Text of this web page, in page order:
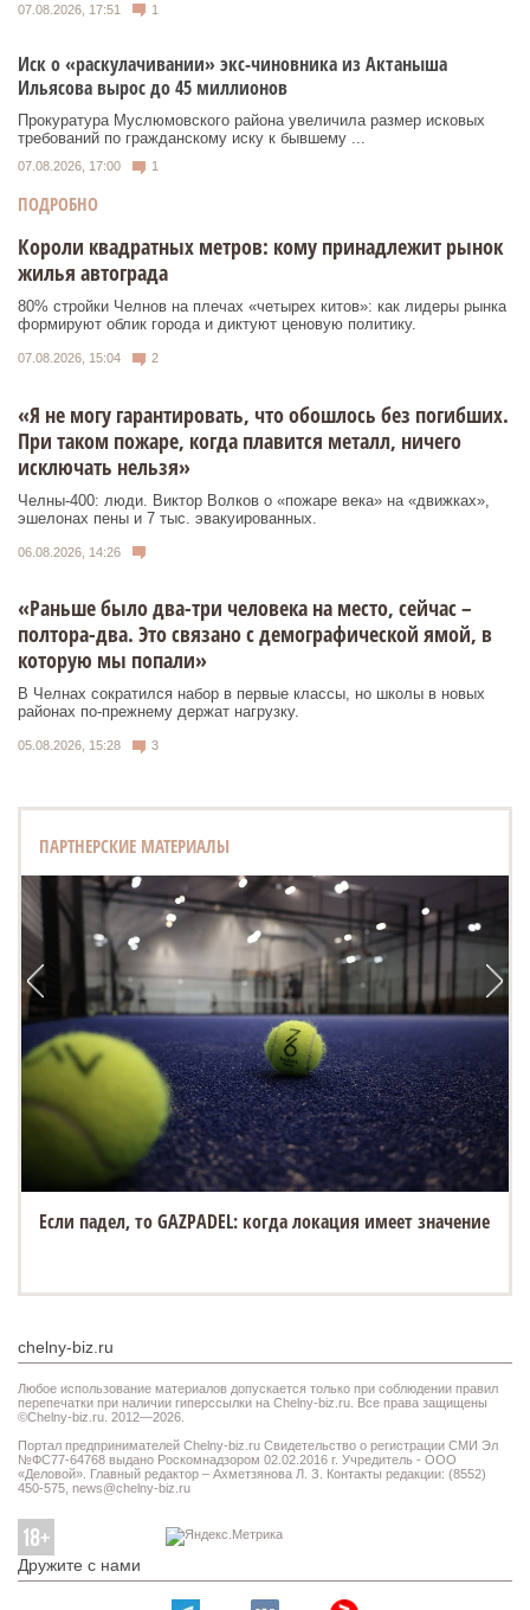
07.08.2026, 17:51 1
Иск о «раскулачивании» экс-чиновника из Актаныша
Ильясова вырос до 45 миллионов
Прокуратура Муслюмовского района увеличила размер исковых
требований по гражданскому иску к бывшему ...
07.08.2026, 17:00 1
ПОДРОБНО
Короли квадратных метров: кому принадлежит рынок
жилья автограда
80% стройки Челнов на плечах «четырех китов»: как лидеры рынка
формируют облик города и диктуют ценовую политику.
07.08.2026, 15:04 2
«Я не могу гарантировать, что обошлось без погибших.
При таком пожаре, когда плавится металл, ничего
исключать нельзя»
Челны-400: люди. Виктор Волков о «пожаре века» на «движках»,
эшелонах пены и 7 тыс. эвакуированных.
06.08.2026, 14:26
«Раньше было два-три человека на место, сейчас –
полтора-два. Это связано с демографической ямой, в
которую мы попали»
В Челнах сократился набор в первые классы, но школы в новых
районах по-прежнему держат нагрузку.
05.08.2026, 15:28 3
ПАРТНЕРСКИЕ МАТЕРИАЛЫ
«Белый город» открывает новую площадку на Спасской
chelny-biz.ru
Любое использование материалов допускается только при соблюдении правил
перепечатки при наличии гиперссылки на Chelny-biz.ru. Все права защищены
©Chelny-biz.ru. 2012—2026.
Портал предпринимателей Chelny-biz.ru Свидетельство о регистрации СМИ Эл
№ФС77-64768 выдано Роскомнадзором 02.02.2016 г. Учредитель - ООО
«Деловой». Главный редактор – Ахметзянова Л. З. Контакты редакции: (8552)
450-575, news@chelny-biz.ru
Дружите с нами